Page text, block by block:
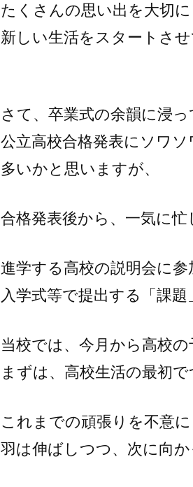
たくさんの思い出を大切に
新しい生活をスタートさ
さて、卒業式の余韻に浸っ
公立高校合格発表にソワ
多いかと思いますが、
合格発表後から、一気に忙
進学する高校の説明会に参
入学式等で提出する「課題
当校では、今月から高校の
まずは、高校生活の最初
これまでの頑張りを不意
羽は伸ばしつつ、次に向